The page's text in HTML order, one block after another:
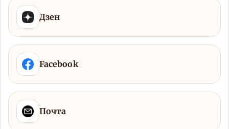
Дзен
Facebook
Почта